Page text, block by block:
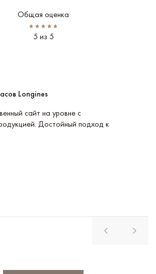
Общая оценка
5 из 5
Longines
сайт на уровне с
Достойный подход к